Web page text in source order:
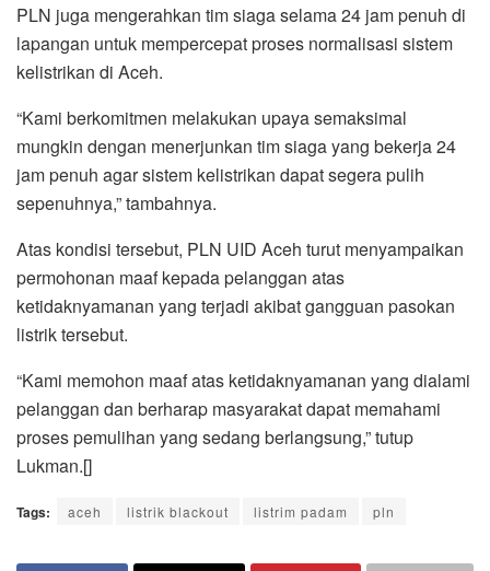
PLN juga mengerahkan tim siaga selama 24 jam penuh di
lapangan untuk mempercepat proses normalisasi sistem
kelistrikan di Aceh.
“Kami berkomitmen melakukan upaya semaksimal
mungkin dengan menerjunkan tim siaga yang bekerja 24
jam penuh agar sistem kelistrikan dapat segera pulih
sepenuhnya,” tambahnya.
Atas kondisi tersebut, PLN UID Aceh turut menyampaikan
permohonan maaf kepada pelanggan atas
ketidaknyamanan yang terjadi akibat gangguan pasokan
listrik tersebut.
“Kami memohon maaf atas ketidaknyamanan yang dialami
pelanggan dan berharap masyarakat dapat memahami
proses pemulihan yang sedang berlangsung,” tutup
Lukman.[]
Tags: aceh listrik blackout listrim padam pln